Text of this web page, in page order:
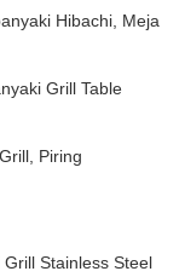
Hibachi, Meja
Grill Table
Piring
Grill Stainless Steel